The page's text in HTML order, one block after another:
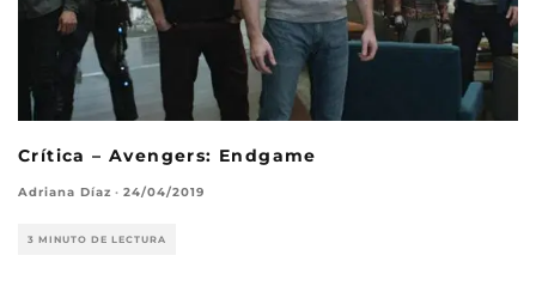
Crítica – Avengers: Endgame
Adriana Díaz · 24/04/2019
3 MINUTO DE LECTURA